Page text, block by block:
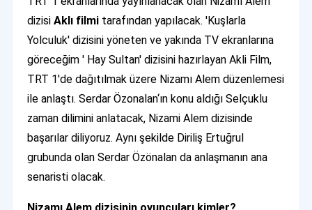
dizisiAklı filmi tarafından yapılacak. 'Kuşlarla
Yolculuk' dizisini yöneten ve yakında TV ekranlarına
göreceğim ' Hay Sultan' dizisini hazırlayan Akli Film,
TRT 1'de dağıtılmak üzere Nizamı Alem düzenlemesi
ile anlaştı. Serdar Özonalan‘ın konu aldığı Selçuklu
zaman dilimini anlatacak, Nizami Alem dizisinde
başarılar diliyoruz. Aynı şekilde Diriliş Ertuğrul
grubunda olan Serdar Özönalan da anlaşmanın ana
senaristi olacak.